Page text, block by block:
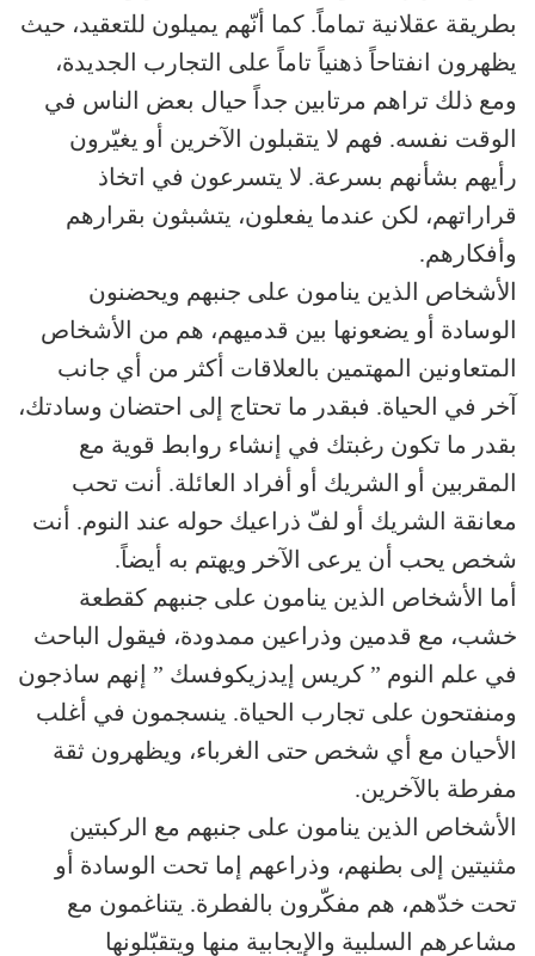
بطريقة عقلانية تماماً. كما أنّهم يميلون للتعقيد، حيث
يظهرون انفتاحاً ذهنياً تاماً على التجارب الجديدة،
ومع ذلك تراهم مرتابين جداً حيال بعض الناس في
الوقت نفسه. فهم لا يتقبلون الآخرين أو يغيّرون
رأيهم بشأنهم بسرعة. لا يتسرعون في اتخاذ
قراراتهم، لكن عندما يفعلون، يتشبثون بقرارهم
وأفكارهم.
الأشخاص الذين ينامون على جنبهم ويحضنون
الوسادة أو يضعونها بين قدميهم، هم من الأشخاص
المتعاونين المهتمين بالعلاقات أكثر من أي جانب
آخر في الحياة. فبقدر ما تحتاج إلى احتضان وسادتك،
بقدر ما تكون رغبتك في إنشاء روابط قوية مع
المقربين أو الشريك أو أفراد العائلة. أنت تحب
معانقة الشريك أو لفّ ذراعيك حوله عند النوم. أنت
شخص يحب أن يرعى الآخر ويهتم به أيضاً.
أما الأشخاص الذين ينامون على جنبهم كقطعة
خشب، مع قدمين وذراعين ممدودة، فيقول الباحث
في علم النوم ” كريس إيدزيكوفسك ” إنهم ساذجون
ومنفتحون على تجارب الحياة. ينسجمون في أغلب
الأحيان مع أي شخص حتى الغرباء، ويظهرون ثقة
مفرطة بالآخرين.
الأشخاص الذين ينامون على جنبهم مع الركبتين
مثنيتين إلى بطنهم، وذراعهم إما تحت الوسادة أو
تحت خدّهم، هم مفكّرون بالفطرة. يتناغمون مع
مشاعرهم السلبية والإيجابية منها ويتقبّلونها